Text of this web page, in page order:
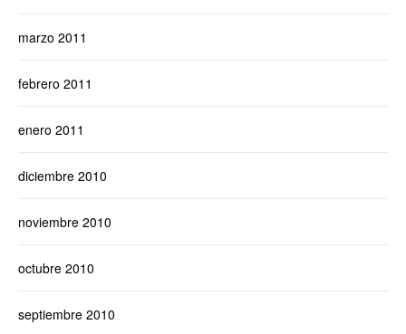
marzo 2011
febrero 2011
enero 2011
diciembre 2010
noviembre 2010
octubre 2010
septiembre 2010